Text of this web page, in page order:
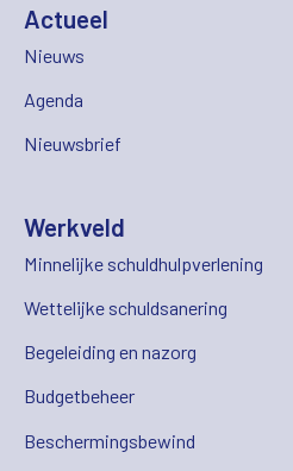
Actueel
Nieuws
Agenda
Nieuwsbrief
Werkveld
Minnelijke schuldhulpverlening
Wettelijke schuldsanering
Begeleiding en nazorg
Budgetbeheer
Beschermingsbewind